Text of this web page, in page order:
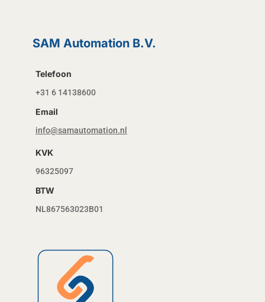
SAM Automation B.V.
Telefoon
+31 6 14138600
Email
info@samautomation.nl
KVK
96325097
BTW
NL867563023B01